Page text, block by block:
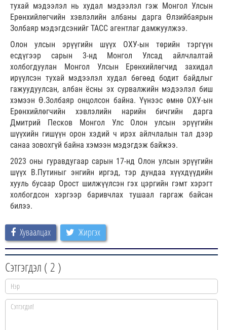
тухай мэдээлэл нь худал мэдээлэл гэж Монгол Улсын
Ерөнхийлөгчийн хэвлэлийн албаны дарга Өлзийбаярын
Золбаяр мэдэгдсэнийг ТАСС агентлаг дамжуулжээ.
Олон улсын эрүүгийн шүүх ОХУ-ын төрийн тэргүүн
есдүгээр сарын 3-нд Монгол Улсад айлчлалтай
холбогдуулан Монгол Улсын Ерөнхийлөгчид захидал
ирүүлсэн тухай мэдээлэл худал бөгөөд бодит байдлыг
гажуудуулсан, албан ёсны эх сурвалжийн мэдээлэл биш
хэмээн Ө.Золбаяр онцолсон байна. Үүнээс өмнө ОХУ-ын
Ерөнхийлөгчийн хэвлэлийн нарийн бичгийн дарга
Дмитрий Песков Монгол Улс Олон улсын эрүүгийн
шүүхийн гишүүн орон хэдий ч ирэх айлчлалын тал дээр
санаа зовохгүй байна хэмээн мэдэгдэж байжээ.
2023 оны гуравдугаар сарын 17-нд Олон улсын эрүүгийн
шүүх В.Путиныг энгийн иргэд, тэр дундаа хүүхдүүдийн
хууль бусаар Орост шилжүүлсэн гэх цэргийн гэмт хэрэгт
холбогдсон хэргээр баривчлах тушаал гаргаж байсан
билээ.
Хуваалцах Жиргэх
Сэтгэгдэл (2 )